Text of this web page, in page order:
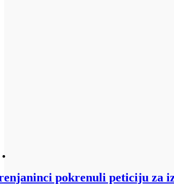
pokrenuli peticiju za